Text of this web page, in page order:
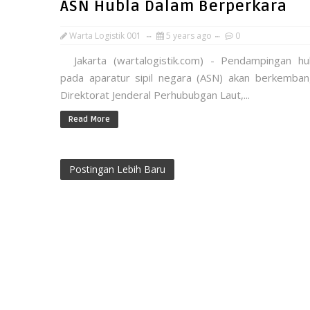
ASN Hubla Dalam Berperkara
Warta Logistik 001 5 years ago 0
Jakarta (wartalogistik.com) - Pendampingan
pada aparatur sipil negara (ASN) akan
Direktorat Jenderal Perhububgan Laut,...
Read More
Postingan Lebih Baru